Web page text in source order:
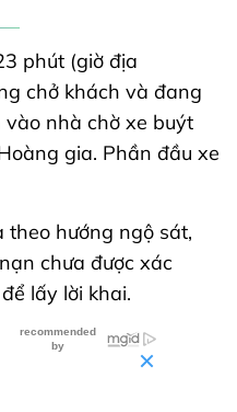
phút (giờ địa
chở khách và đang
nhà chờ xe buýt
gia. Phần đầu xe
theo hướng ngộ sát,
chưa được xác
lấy lời khai.